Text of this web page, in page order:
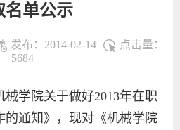
名单公示
发布：2014-02-14
点击量：
5684
学院关于做好2013年在职
的通知》，现对《机械学院